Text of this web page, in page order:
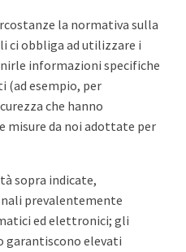
la normativa sulla
ci obbliga ad utilizzare i
informazioni specifiche
(ad esempio, per
che hanno
misure da noi adottate per
sopra indicate,
prevalentemente
ed elettronici; gli
garantiscono elevati